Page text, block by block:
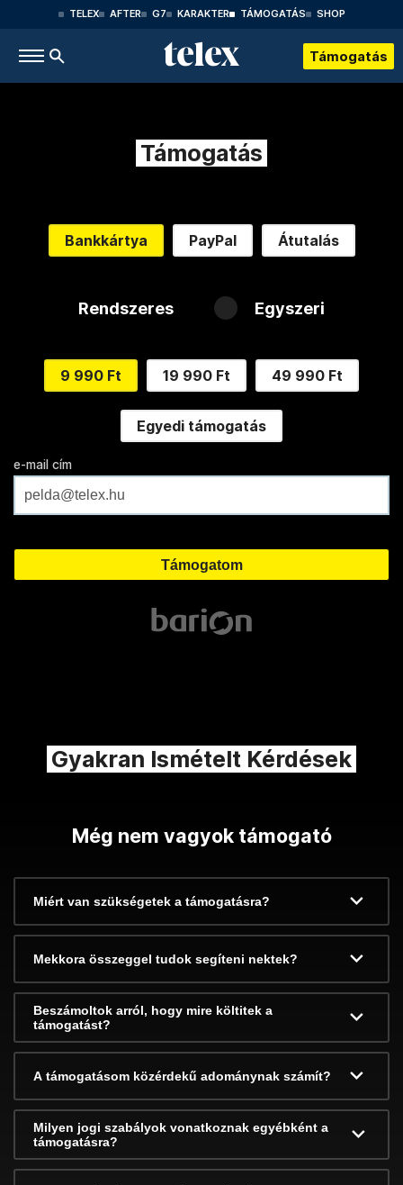
TELEX AFTER G7 KARAKTER TÁMOGATÁS SHOP
Támogatás
Támogatás
Bankkártya PayPal Átutalás
Rendszeres Egyszeri
9 990 Ft 19 990 Ft 49 990 Ft
Egyedi támogatás
e-mail cím
Gyakran Ismételt Kérdések
Még nem vagyok támogató
Miért van szükségetek a támogatásra?
Mekkora összeggel tudok segíteni nektek?
Beszámoltok arról, hogy mire költitek a
támogatást?
A támogatásom közérdekű adománynak számít?
Milyen jogi szabályok vonatkoznak egyébként a
támogatásra?